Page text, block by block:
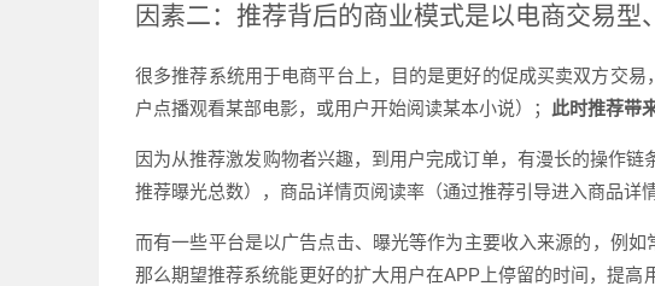
因素二：推荐背后的商业模式是以电商交易型
很多推荐系统用于电商平台上，目的是更好的促成买卖双方交
户点播观看某部电影，或用户开始阅读某本小说）； 此时推荐带
因为从推荐激发购物者兴趣，到用户完成订单，有漫长的操作
推荐曝光总数），商品详情页阅读率（通过推荐引导进入商品详
而有一些平台是以广告点击、曝光等作为主要收入来源的，例
那么期望推荐系统能更好的扩大用户在APP上停留的时间，提